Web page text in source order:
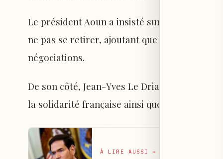
Le président Aoun a insisté sur la nécessité
ne pas se retirer, ajoutant que tout effort en
négociations.
De son côté, Jean-Yves Le Drian a affirmé
la solidarité française ainsi que l'intérêt porté
À LIRE AUSSI →